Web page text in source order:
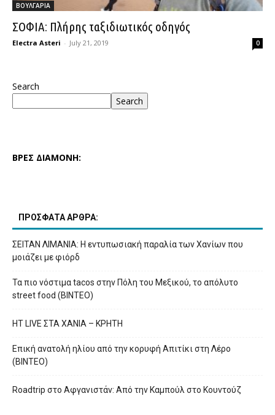
ΒΟΥΛΓΑΡΙΑ
ΣΟΦΙΑ: Πλήρης ταξιδιωτικός οδηγός
Electra Asteri - July 21, 2019 0
Search
Search
ΒΡΕΣ ΔΙΑΜΟΝΗ:
ΠΡΟΣΦΑΤΑ ΑΡΘΡΑ:
ΣΕΙΤΑΝ ΛΙΜΑΝΙΑ: Η εντυπωσιακή παραλία των Χανίων που
μοιάζει με φιόρδ
Τα πιο νόστιμα tacos στην Πόλη του Μεξικού, το απόλυτο
street food (ΒΙΝΤΕΟ)
HT LIVE ΣΤΑ ΧΑΝΙΑ – ΚΡΗΤΗ
Επική ανατολή ηλίου από την κορυφή Απιτίκι στη Λέρο
(ΒΙΝΤΕΟ)
Roadtrip στο Αφγανιστάν: Από την Καμπούλ στο Κουντούζ